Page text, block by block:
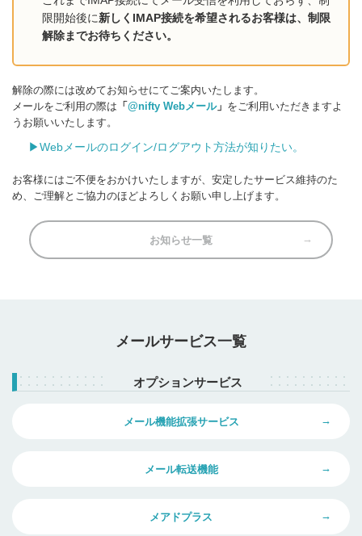
限開始後に新しくIMAP接続を希望されるお客様は、制限
解除までお待ちください。
解除の際には改めてお知らせにてご案内いたします。
メールをご利用の際は 「 @nifty Webメール」 をご利用いただきますよ
うお願いいたします。
▶Webメールのログイン/ログアウト方法が知りたい。
お客様にはご不便をおかけいたしますが、安定したサービス維持のた
め、ご理解とご協力のほどよろしくお願い申し上げます。
お知らせ一覧
メールサービス一覧
オプションサービス
メール機能拡張サービス
メール転送機能
メアドプラス